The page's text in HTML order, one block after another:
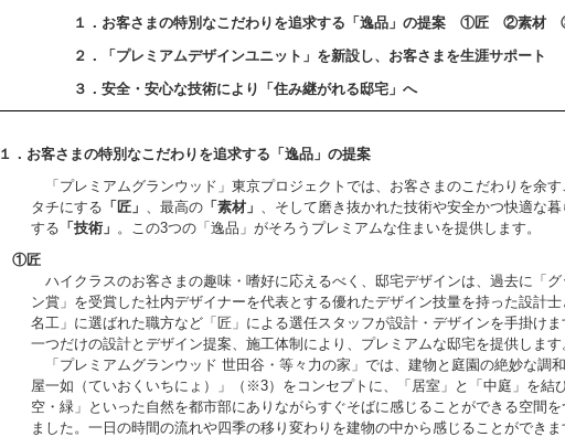
１．お客さまの特別なこだわりを追求する「逸品」の提案①匠②素材
２．「プレミアムデザインユニット」を新設し、お客さまを生涯サポート
３．安全・安心な技術により「住み継がれる邸宅」へ
１．お客さまの特別なこだわりを追求する「逸品」の提案
「プレミアムグランウッド」東京プロジェクトでは、お客さまのこだわりを余す
タチにする 「匠」 、最高の 「素材」 、そして磨き抜かれた技術や安全かつ快適な
する 「技術」 。この3つの「逸品」がそろうプレミアムな住まいを提供します。
①匠
ハイクラスのお客さまの趣味・嗜好に応えるべく、邸宅デザインは、過去に「グ
ン賞」を受賞した社内デザイナーを代表とする優れたデザイン技量を持った設計
名工」に選ばれた職方など「匠」による選任スタッフが設計・デザインを手掛け
一つだけの設計とデザイン提案、施工体制により、プレミアムな邸宅を提供します
「プレミアムグランウッド 世田谷・等々力の家」では、建物と庭園の絶妙な調
屋一如（ていおくいちにょ）」（※3）をコンセプトに、「居室」と「中庭」を結
空・緑」といった自然を都市部にありながらすぐそばに感じることができる空間
ました。一日の時間の流れや四季の移り変わりを建物の中から感じることができま